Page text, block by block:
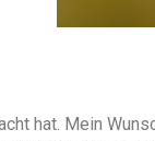
hat. Mein